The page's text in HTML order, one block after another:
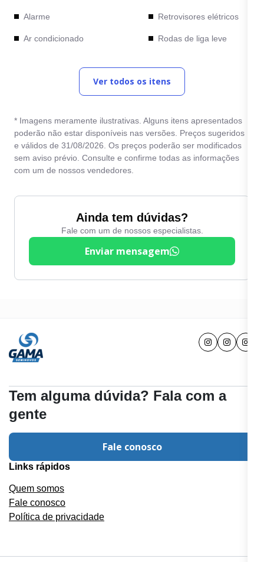
Alarme
Ar condicionado
Computador de bordo
Direção Elétrica
Direção hidráulica
Entrada USB
Retrovisores elétricos
Rodas de liga leve
Sensor de
estacionamento
Tração 4x4
Travas elétricas
Vidros elétricos
de Altura
Ver todos os itens
* Imagens meramente ilustrativas. Alguns itens apresentados
poderão não estar disponíveis nas versões. Preços sugeridos
e válidos de 31/08/2026. Os preços poderão ser modificados
sem aviso prévio. Consulte e confirme todas as informações
com um de nossos vendedores.
Ainda tem dúvidas?
Fale com um de nossos especialistas.
Enviar mensagem
Tem alguma dúvida? Fala com a
gente
Fale conosco
Links rápidos
Quem somos
Fale conosco
Política de privacidade